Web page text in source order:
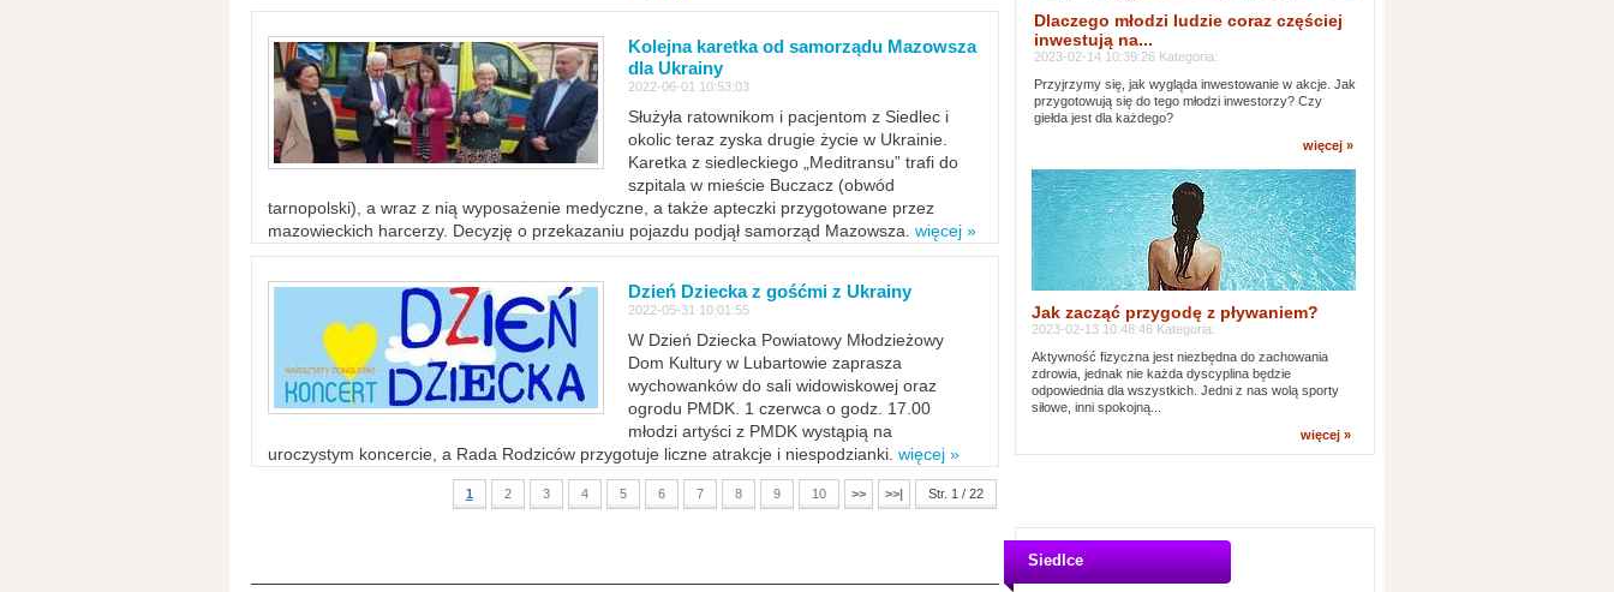
Kolejna karetka od samorządu Mazowsza
dla Ukrainy
2022-06-01 10:53:03
Służyła ratownikom i pacjentom z Siedlec i
okolic teraz zyska drugie życie w Ukrainie.
Karetka z siedleckiego „Meditransu” trafi do
szpitala w mieście Buczacz (obwód
tarnopolski), a wraz z nią wyposażenie medyczne, a także apteczki przygotowane przez
mazowieckich harcerzy. Decyzję o przekazaniu pojazdu podjął samorząd Mazowsza. więcej »
Dzień Dziecka z gośćmi z Ukrainy
2022-05-31 10:01:55
W Dzień Dziecka Powiatowy Młodzieżowy
Dom Kultury w Lubartowie zaprasza
wychowanków do sali widowiskowej oraz
ogrodu PMDK. 1 czerwca o godz. 17.00
młodzi artyści z PMDK wystąpią na
uroczystym koncercie, a Rada Rodziców przygotuje liczne atrakcje i niespodzianki. więcej »
1 2 3 4 5 6 7 8 9 10 >> >>| Str. 1 / 22
Dlaczego młodzi ludzie coraz częściej
inwestują na...
2023-02-14 10:39:26 Kategoria:
Przyjrzymy się, jak wygląda inwestowanie w akcje. Jak
przygotowują się do tego młodzi inwestorzy? Czy
giełda jest dla każdego?
więcej »
Jak zacząć przygodę z pływaniem?
2023-02-13 10:48:46 Kategoria:
Aktywność fizyczna jest niezbędna do zachowania
zdrowia, jednak nie każda dyscyplina będzie
odpowiednia dla wszystkich. Jedni z nas wolą sporty
siłowe, inni spokojną...
więcej »
Siedlce